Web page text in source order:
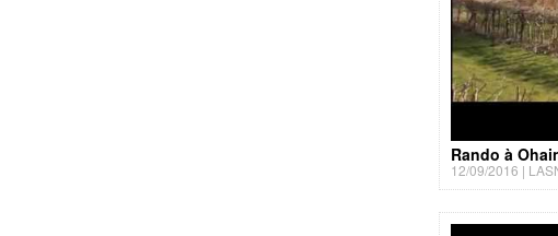
Rando à
12/09/2016 |